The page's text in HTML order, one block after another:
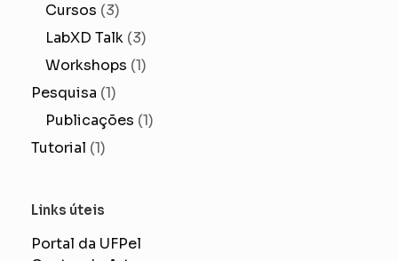
Cursos (3)
LabXD Talk (3)
Workshops (1)
Pesquisa (1)
Publicações (1)
Tutorial (1)
Links úteis
Portal da UFPel